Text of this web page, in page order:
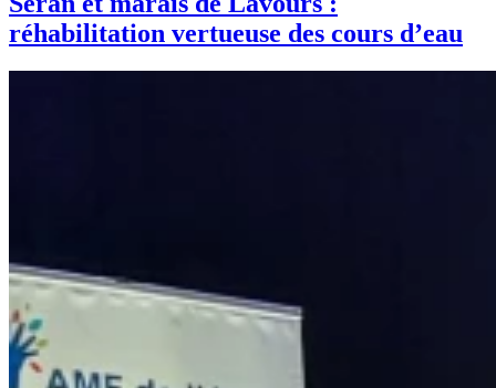
réhabilitation vertueuse des cours d’eau